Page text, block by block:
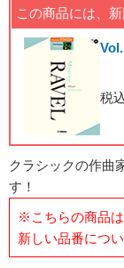
この商品には、新
税
クラシックの作曲
す！
※こちらの商品は
新しい品番につ